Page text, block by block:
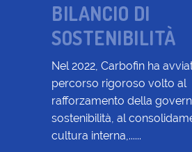
BILANCIO DI
SOSTENIBILITÀ
Nel 2022, Carbofin ha
percorso rigoroso volto al
rafforzamento della
sostenibilità, al
cultura interna,......